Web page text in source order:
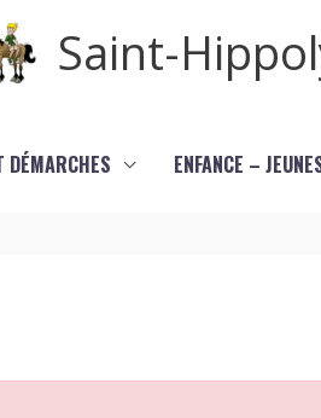
Saint-
DÉMARCHES ENFANCE –